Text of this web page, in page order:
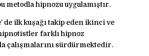
metodla hipnozu uygulamıştır.
de ilk kuşağı takip eden ikinci ve
farklı hipnoz
çalışmalarını sürdürmektedir.